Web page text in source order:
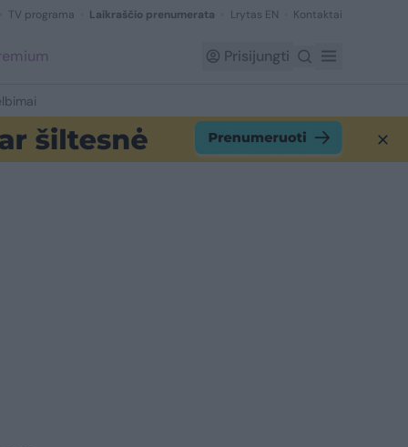
TV programa Laikraščio prenumerata Lrytas EN Kontaktai
Prisijungti